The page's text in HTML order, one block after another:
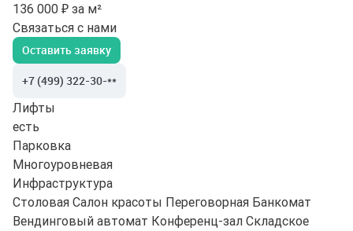
136 000 ₽ за м²
Связаться с нами
Оставить заявку
+7 (499) 322-30-**
Лифты
есть
Парковка
Многоуровневая
Инфраструктура
Столовая Салон красоты Переговорная Банкомат
Вендинговый автомат Конференц-зал Складское